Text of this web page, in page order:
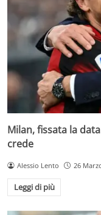
Milan, fissata la
crede
Alessio Lento 26
Leggi di più